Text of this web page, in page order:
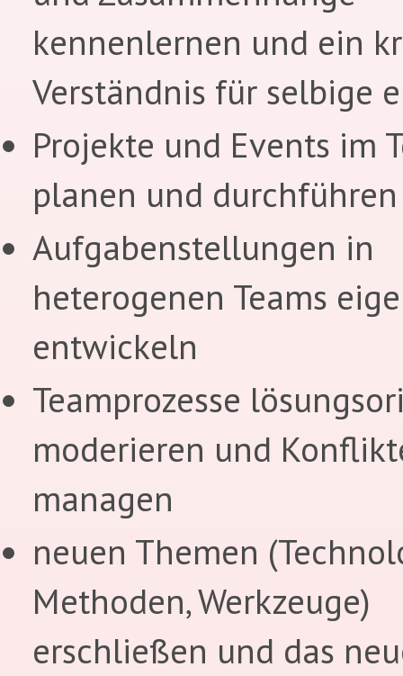
kennenlernen und ein
Verständnis für selbige
Projekte und Events im
planen und durchführen
Aufgabenstellungen in
heterogenen Teams
entwickeln
Teamprozesse
moderieren und
managen
neuen Themen
Methoden, Werkzeuge)
erschließen und das